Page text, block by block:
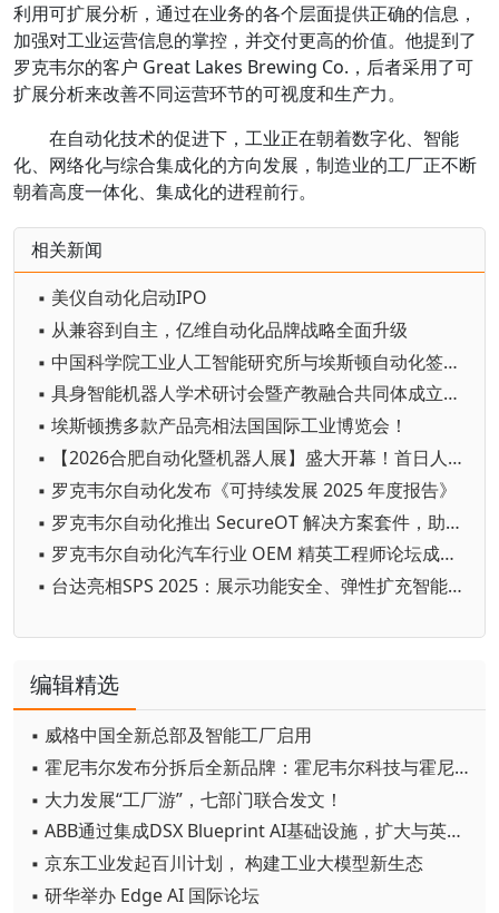
利用可扩展分析，通过在业务的各个层面提供正确的信息，
加强对工业运营信息的掌控，并交付更高的价值。他提到了
罗克韦尔的客户 Great Lakes Brewing Co.，后者采用了可
扩展分析来改善不同运营环节的可视度和生产力。
在自动化技术的促进下，工业正在朝着数字化、智能
化、网络化与综合集成化的方向发展，制造业的工厂正不断
朝着高度一体化、集成化的进程前行。
相关新闻
▪ 美仪自动化启动IPO
▪ 从兼容到自主，亿维自动化品牌战略全面升级
▪ 中国科学院工业人工智能研究所与埃斯顿自动化签署具身智能机器人联合技术攻关协议
▪ 具身智能机器人学术研讨会暨产教融合共同体成立仪式圆满举行
▪ 埃斯顿携多款产品亮相法国国际工业博览会！
▪ 【2026合肥自动化暨机器人展】盛大开幕！首日人气爆棚，顶尖科技碰撞，智造风暴来袭！
▪ 罗克韦尔自动化发布《可持续发展 2025 年度报告》
▪ 罗克韦尔自动化推出 SecureOT 解决方案套件，助力强化工业网络安全韧性
▪ 罗克韦尔自动化汽车行业 OEM 精英工程师论坛成功举办
▪ 台达亮相SPS 2025：展示功能安全、弹性扩充智能方案
编辑精选
▪ 威格中国全新总部及智能工厂启用
▪ 霍尼韦尔发布分拆后全新品牌：霍尼韦尔科技与霍尼韦尔航空航天
▪ 大力发展“工厂游”，七部门联合发文！
▪ ABB通过集成DSX Blueprint AI基础设施，扩大与英伟达的合作
▪ 京东工业发起百川计划， 构建工业大模型新生态
▪ 研华举办 Edge AI 国际论坛